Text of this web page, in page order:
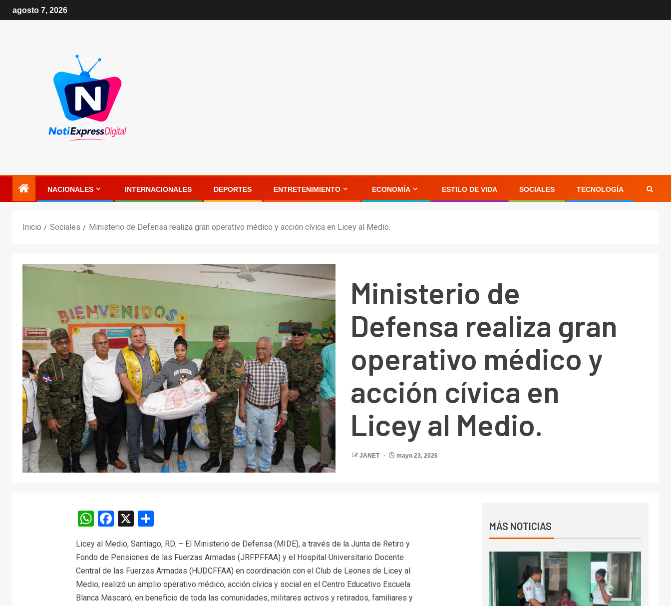
agosto 7, 2026
NACIONALES INTERNACIONALES DEPORTES ENTRETENIMIENTO ECONOMÍA ESTILO DE VIDA SOCIALES TECNOLOGÍA
Inicio Sociales Ministerio de Defensa realiza gran operativo médico y acción cívica en Licey al Medio.
Ministerio de
Defensa realiza gran
operativo médico y
acción cívica en
Licey al Medio.
JANET mayo 23, 2026
WhatsApp
Facebook
X Compartir
Licey al Medio, Santiago, RD. – El Ministerio de Defensa (MIDE), a través de la Junta de Retiro y
Fondo de Pensiones de las Fuerzas Armadas (JRFPFFAA) y el Hospital Universitario Docente
Central de las Fuerzas Armadas (HUDCFFAA) en coordinación con el Club de Leones de Licey al
Medio, realizó un amplio operativo médico, acción cívica y social en el Centro Educativo Escuela
Blanca Mascaró, en beneficio de toda las comunidades, militares activos y retirados, familiares y
MÁS NOTICIAS